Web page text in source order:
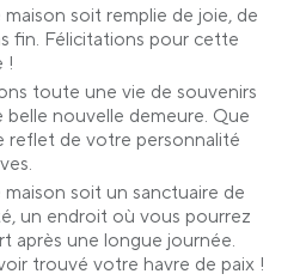
soit remplie de joie, de
fin. Félicitations pour cette
!
toute une vie de souvenirs
belle nouvelle demeure. Que
reflet de votre personnalité
soit un sanctuaire de
un endroit où vous pourrez
après une longue journée.
trouvé votre havre de paix !